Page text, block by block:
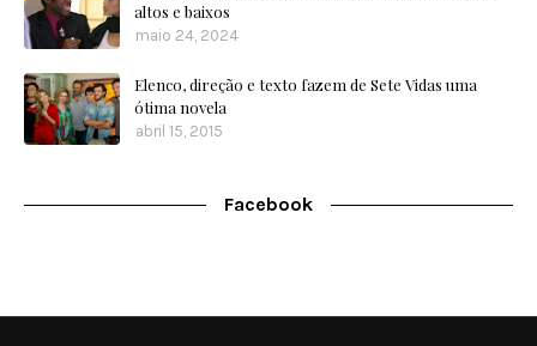
altos e baixos
maio 24, 2024
Elenco, direção e texto fazem de Sete Vidas uma
ótima novela
abril 15, 2015
Facebook